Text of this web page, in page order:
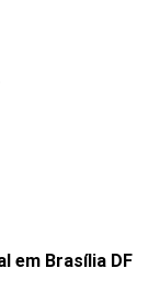
em Brasília DF